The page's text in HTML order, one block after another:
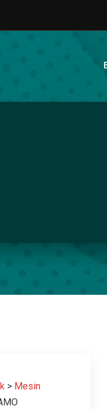
> Mesin